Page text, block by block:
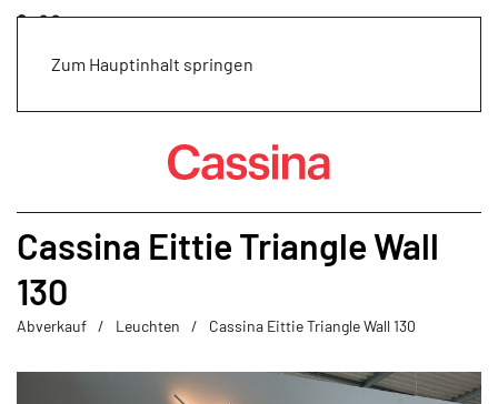
Zum Hauptinhalt springen
Cassina Eittie Triangle Wall
130
Abverkauf Leuchten Cassina Eittie Triangle Wall 130